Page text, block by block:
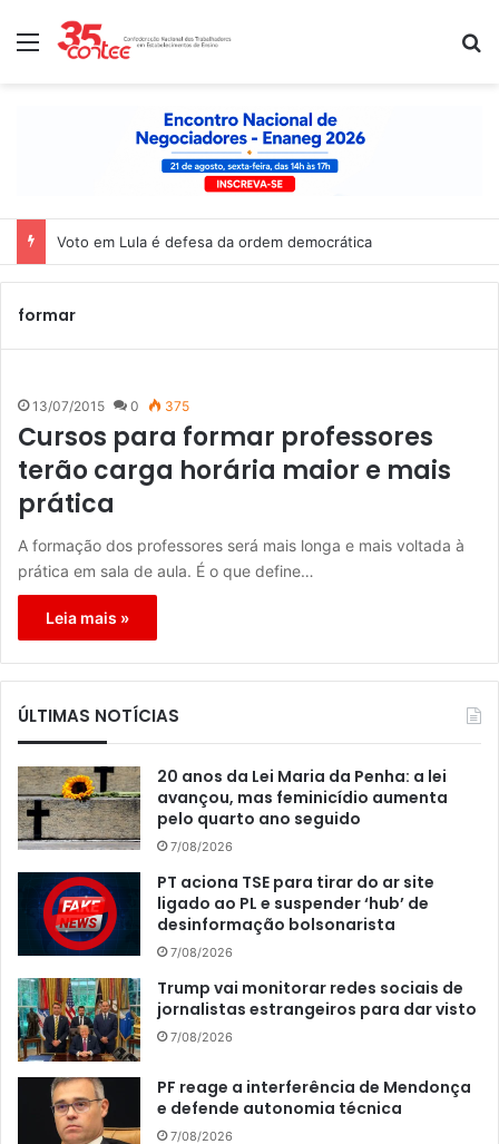
Menu
Voto em Lula é defesa da ordem democrática
formar
13/07/2015 0 375
Cursos para formar professores
terão carga horária maior e mais
prática
A formação dos professores será mais longa e mais voltada à
prática em sala de aula. É o que define…
Leia mais »
ÚLTIMAS NOTÍCIAS
20 anos da Lei Maria da Penha: a lei
avançou, mas feminicídio aumenta
pelo quarto ano seguido
7/08/2026
PT aciona TSE para tirar do ar site
ligado ao PL e suspender ‘hub’ de
desinformação bolsonarista
7/08/2026
Trump vai monitorar redes sociais de
jornalistas estrangeiros para dar visto
7/08/2026
PF reage a interferência de Mendonça
e defende autonomia técnica
7/08/2026